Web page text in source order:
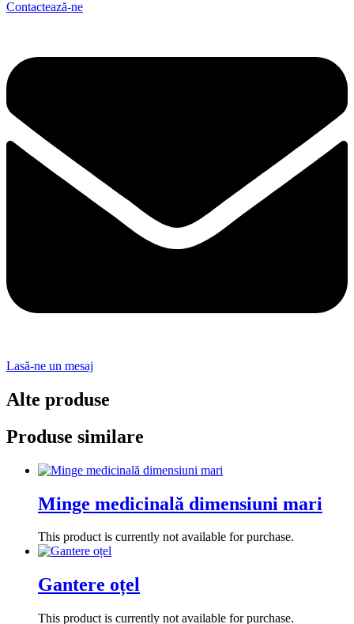
Contactează-ne
Lasă-ne un mesaj
Alte produse
Produse similare
Minge medicinală dimensiuni mari
This product is currently not available for purchase.
Gantere oțel
This product is currently not available for purchase.